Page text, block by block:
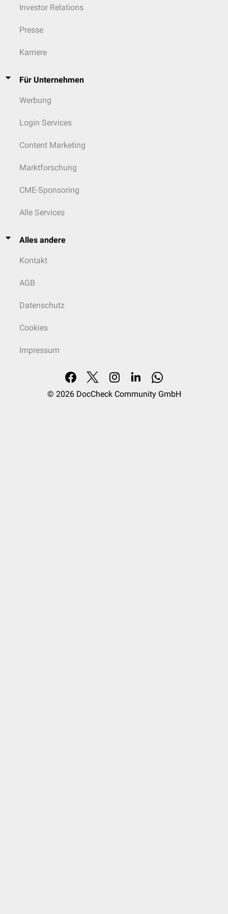
Heilberufen sowie Beteiligung an der ärztlichen Weiter- und Fortbildung
Investor Relations
Presse
Karriere
Für Unternehmen
Werbung
Login Services
Content Marketing
Marktforschung
CME-Sponsoring
Alle Services
Alles andere
Kontakt
AGB
Datenschutz
Cookies
Impressum
© 2026 DocCheck Community GmbH